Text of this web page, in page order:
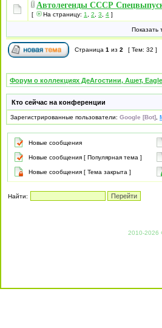
Автолегенды СССР
[ На страницу: 1 2 3 4 ]
Показать
Страница 1 из 2 [ Тем: 32 ]
Форум о коллекциях ДеАгостини, Ашет,
Кто сейчас на конференции
Зарегистрированные пользователи: Google [Bot]
Новые сообщения
Новые сообщения [ Популярная тема ]
Новые сообщения [ Тема закрыта ]
Найти:
2010-2026